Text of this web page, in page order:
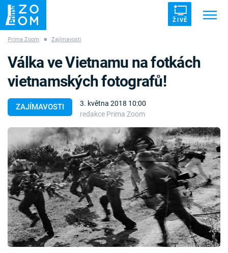
ŽIVĚ
ZÁHADY VETŘELCI DÁVNOVĚKU
Témata
Témata
Pořady
TV Program
Časopis
Prima Zoom ■ Zajímavosti
ZAJÍMAVOSTI
3. května 2018 10:00
redakce Prima Zoom
Válka ve Vietnamu na fotkách
vietnamských fotografů!